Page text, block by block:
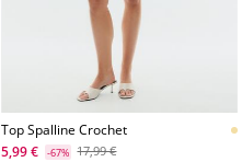
Top Spalline Crochet
5,99 €
-67% 17,99 €